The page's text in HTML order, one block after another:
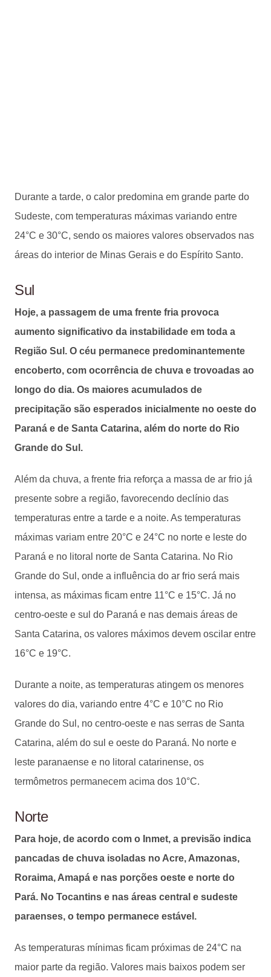
Durante a tarde, o calor predomina em grande parte do
Sudeste, com temperaturas máximas variando entre
24°C e 30°C, sendo os maiores valores observados nas
áreas do interior de Minas Gerais e do Espírito Santo.
Sul
Hoje, a passagem de uma frente fria provoca
aumento significativo da instabilidade em toda a
Região Sul. O céu permanece predominantemente
encoberto, com ocorrência de chuva e trovoadas ao
longo do dia. Os maiores acumulados de
precipitação são esperados inicialmente no oeste do
Paraná e de Santa Catarina, além do norte do Rio
Grande do Sul.
Além da chuva, a frente fria reforça a massa de ar frio já
presente sobre a região, favorecendo declínio das
temperaturas entre a tarde e a noite. As temperaturas
máximas variam entre 20°C e 24°C no norte e leste do
Paraná e no litoral norte de Santa Catarina. No Rio
Grande do Sul, onde a influência do ar frio será mais
intensa, as máximas ficam entre 11°C e 15°C. Já no
centro-oeste e sul do Paraná e nas demais áreas de
Santa Catarina, os valores máximos devem oscilar entre
16°C e 19°C.
Durante a noite, as temperaturas atingem os menores
valores do dia, variando entre 4°C e 10°C no Rio
Grande do Sul, no centro-oeste e nas serras de Santa
Catarina, além do sul e oeste do Paraná. No norte e
leste paranaense e no litoral catarinense, os
termômetros permanecem acima dos 10°C.
Norte
Para hoje, de acordo com o Inmet, a previsão indica
pancadas de chuva isoladas no Acre, Amazonas,
Roraima, Amapá e nas porções oeste e norte do
Pará. No Tocantins e nas áreas central e sudeste
paraenses, o tempo permanece estável.
As temperaturas mínimas ficam próximas de 24°C na
maior parte da região. Valores mais baixos podem ser